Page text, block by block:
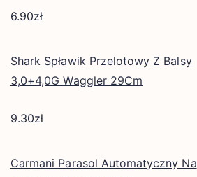
6.90zł
Shark Spławik Przelotowy Z Balsy
3,0+4,0G Waggler 29Cm
9.30zł
Carmani Parasol Automatyczny Na